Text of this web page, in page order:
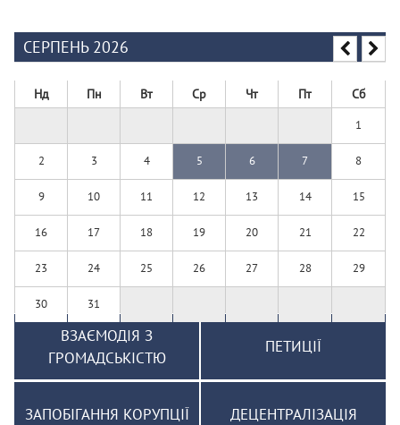
СЕРПЕНЬ 2026
Нд Пн Вт Ср Чт Пт Сб
1
2 3 4 5 6 7 8
9 10 11 12 13 14 15
16 17 18 19 20 21 22
23 24 25 26 27 28 29
30 31
ВЗАЄМОДІЯ З
ГРОМАДСЬКІСТЮ
ПЕТИЦІЇ
ЗАПОБІГАННЯ КОРУПЦІЇ ДЕЦЕНТРАЛІЗАЦІЯ